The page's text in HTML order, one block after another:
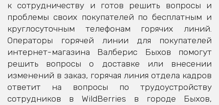
к сотрудничеству и готов решить вопросы и
проблемы своих покупателей по бесплатным и
круглосуточным телефонам горячих линий.
Операторы горячей линии для покупателей
интернет-магазина Валберис Быхов помогут
решить вопросы о доставке или внесении
изменений в заказ, горячая линия отдела кадров
ответит на вопросы по трудоустройству
сотрудников в WildBerries в городе Быхов,